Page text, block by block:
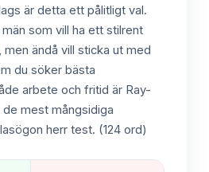
är detta ett pålitligt val.
som vill ha ett stilrent
ändå vill sticka ut med
du söker bästa
arbete och fritid är Ray-
de mest mångsidiga
herr test. (124 ord)